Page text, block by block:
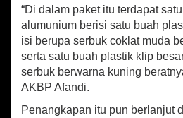
b
a
k
a
u
G
r
“Di dalam paket itu terdapat
alumunium berisi satu buah
isi berupa serbuk coklat muda
serta satu buah plastik klip
serbuk berwarna kuning
AKBP Afandi.
Penangkapan itu pun berlanjut